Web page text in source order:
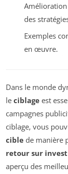
des
Exemples
en œuvre.
Dans le monde
le ciblage est
campagnes
ciblage, vous
cible de manière
retour sur
aperçu des